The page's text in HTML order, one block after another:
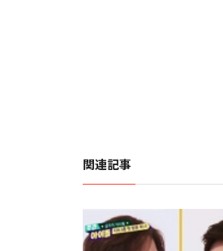
関連記事